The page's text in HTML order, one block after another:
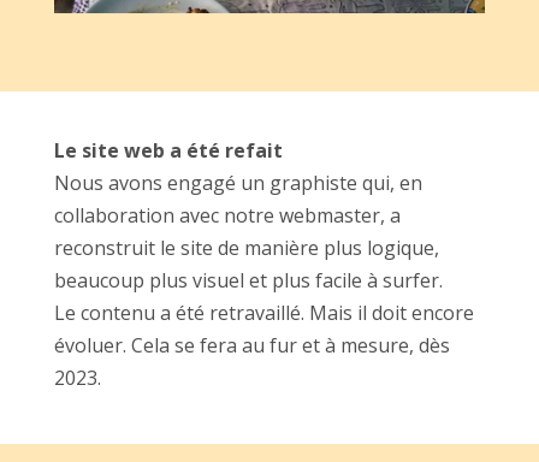
Le site web a été refait
Nous avons engagé un graphiste qui, en
collaboration avec notre webmaster, a
reconstruit le site de manière plus logique,
beaucoup plus visuel et plus facile à surfer.
Le contenu a été retravaillé. Mais il doit encore
évoluer. Cela se fera au fur et à mesure, dès
2023.